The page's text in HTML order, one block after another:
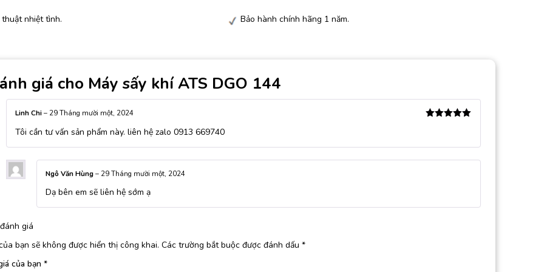
nhiệt tình. Bảo hành chính hãng 1 năm.
giá cho Máy sấy khí ATS DGO 144
Linh Chi– 29 Tháng mười một, 2024
Tôi cần tư vấn sản phẩm này. liên hệ zalo 0913 669740
Ngô Văn Hùng– 29 Tháng mười một, 2024
Dạ bên em sẽ liên hệ sớm ạ
giá
bạn sẽ không được hiển thị công khai. Các trường bắt buộc được đánh dấu *
của bạn *